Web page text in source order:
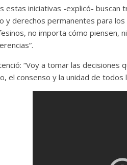
estas iniciativas -explicó-
y derechos permanentes para
no importa cómo piensen,
“Voy a tomar las decisiones
el consenso y la unidad de todos